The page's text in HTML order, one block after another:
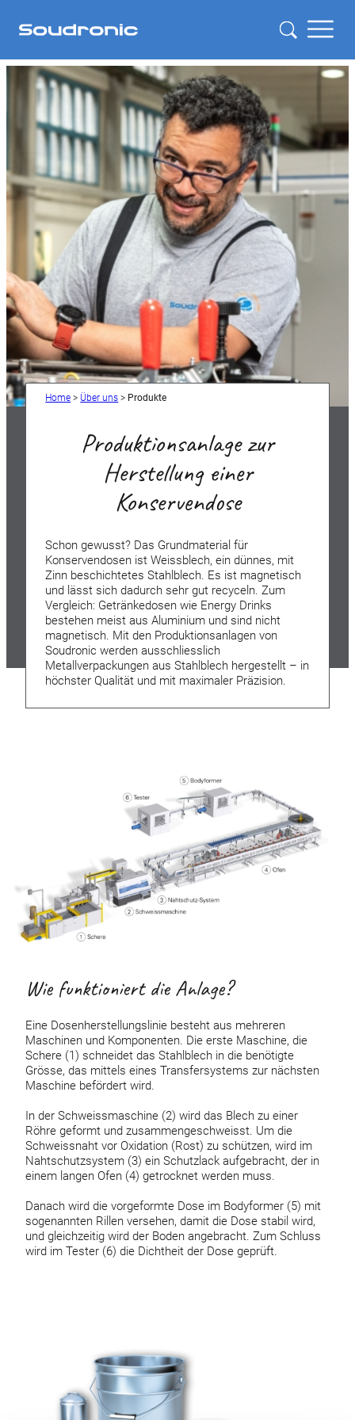
Home > Über uns > Produkte
Produktionsanlage zur
Herstellung einer
Konservendose
Schon gewusst? Das Grundmaterial für
Konservendosen ist Weissblech, ein dünnes, mit
Zinn beschichtetes Stahlblech. Es ist magnetisch
und lässt sich dadurch sehr gut recyceln. Zum
Vergleich: Getränkedosen wie Energy Drinks
bestehen meist aus Aluminium und sind nicht
magnetisch. Mit den Produktionsanlagen von
Soudronic werden ausschliesslich
Metallverpackungen aus Stahlblech hergestellt – in
höchster Qualität und mit maximaler Präzision.
Wie funktioniert die Anlage?
Eine Dosenherstellungslinie besteht aus mehreren
Maschinen und Komponenten. Die erste Maschine, die
Schere (1) schneidet das Stahlblech in die benötigte
Grösse, das mittels eines Transfersystems zur nächsten
Maschine befördert wird.
In der Schweissmaschine (2) wird das Blech zu einer
Röhre geformt und zusammengeschweisst. Um die
Schweissnaht vor Oxidation (Rost) zu schützen, wird im
Nahtschutzsystem (3) ein Schutzlack aufgebracht, der in
einem langen Ofen (4) getrocknet werden muss.
Danach wird die vorgeformte Dose im Bodyformer (5) mit
sogenannten Rillen versehen, damit die Dose stabil wird,
und gleichzeitig wird der Boden angebracht. Zum Schluss
wird im Tester (6) die Dichtheit der Dose geprüft.